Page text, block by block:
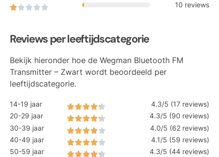
10 reviews
Reviews per leeftijdscategorie
Bekijk hieronder hoe de Wegman Bluetooth FM
Transmitter – Zwart wordt beoordeeld per
leeftijdscategorie.
14-19 jaar
4.3/5 (17 reviews)
20-29 jaar
4.3/5 (90 reviews)
30-39 jaar
4.0/5 (62 reviews)
40-49 jaar
4.1/5 (59 reviews)
50-59 jaar
4.3/5 (44 reviews)